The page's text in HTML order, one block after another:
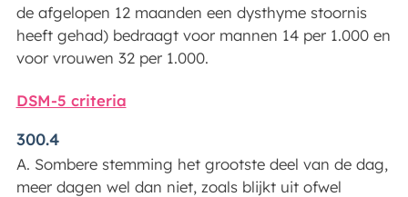
de afgelopen 12 maanden een dysthyme stoornis
heeft gehad) bedraagt voor mannen 14 per 1.000 en
voor vrouwen 32 per 1.000.
DSM-5 criteria
300.4
A. Sombere stemming het grootste deel van de dag,
meer dagen wel dan niet, zoals blijkt uit ofwel